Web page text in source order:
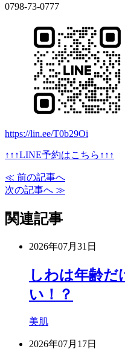
0798-73-0777
https://lin.ee/T0b29Oi
↑↑↑LINE予約はこちら↑↑↑
≪ 前の記事へ
次の記事へ ≫
関連記事
2026年07月31日
しわは年齢だ
い！？
美肌
2026年07月17日